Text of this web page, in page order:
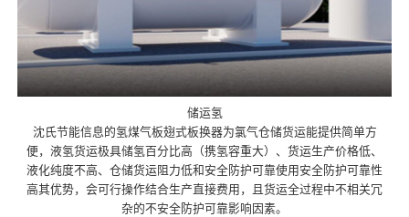
储运氢
沈氏节能信息的氢煤气板翅式板换器为氯气仓储货运能提供简单方
便，液氢货运极具储氢百分比高（携氢容重大）、货运生产价格低、
液化纯度不高、仓储货运阻力低和安全防护可靠使用安全防护可靠性
高其优势，会可行操作结合生产直接费用，且货运全过程中不相关冗
杂的不安全防护可靠影响因素。